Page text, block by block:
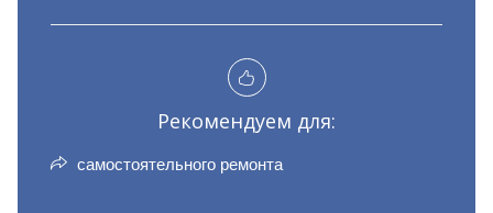
Рекомендуем для:
самостоятельного ремонта